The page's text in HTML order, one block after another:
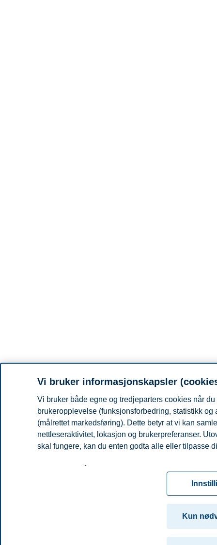
Vi bruker informasjonskapsler
Vi bruker både egne og tredjeparters cookies når
brukeropplevelse (funksjonsforbedring, statistikk
(målrettet markedsføring). Dette betyr at vi kan
nettleseraktivitet, lokasjon og brukerpreferanser.
skal fungere, kan du enten godta alle eller tilpasse
for informasjonskapsler. Du kan når som helst
ved å klikke på «Cookies» nederst på nettsiden vår.
cookie-erklæring
Kun